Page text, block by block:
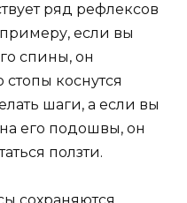
ряд рефлексов
если вы
спины, он
стопы коснутся
шаги, а если вы
его подошвы, он
ползти.